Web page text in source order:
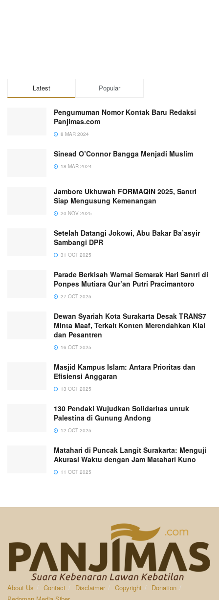
Latest Popular
Pengumuman Nomor Kontak Baru Redaksi
Panjimas.com
8 MAR 2024
Sinead O’Connor Bangga Menjadi Muslim
18 MAR 2024
Jambore Ukhuwah FORMAQIN 2025, Santri
Siap Mengusung Kemenangan
20 NOV 2025
Setelah Datangi Jokowi, Abu Bakar Ba’asyir
Sambangi DPR
31 OCT 2025
Parade Berkisah Warnai Semarak Hari Santri di
Ponpes Mutiara Qur’an Putri Pracimantoro
27 OCT 2025
Dewan Syariah Kota Surakarta Desak TRANS7
Minta Maaf, Terkait Konten Merendahkan Kiai
dan Pesantren
16 OCT 2025
Masjid Kampus Islam: Antara Prioritas dan
Efisiensi Anggaran
13 OCT 2025
130 Pendaki Wujudkan Solidaritas untuk
Palestina di Gunung Andong
12 OCT 2025
Matahari di Puncak Langit Surakarta: Menguji
Akurasi Waktu dengan Jam Matahari Kuno
11 OCT 2025
About Us Contact Disclaimer Copyright
Donation